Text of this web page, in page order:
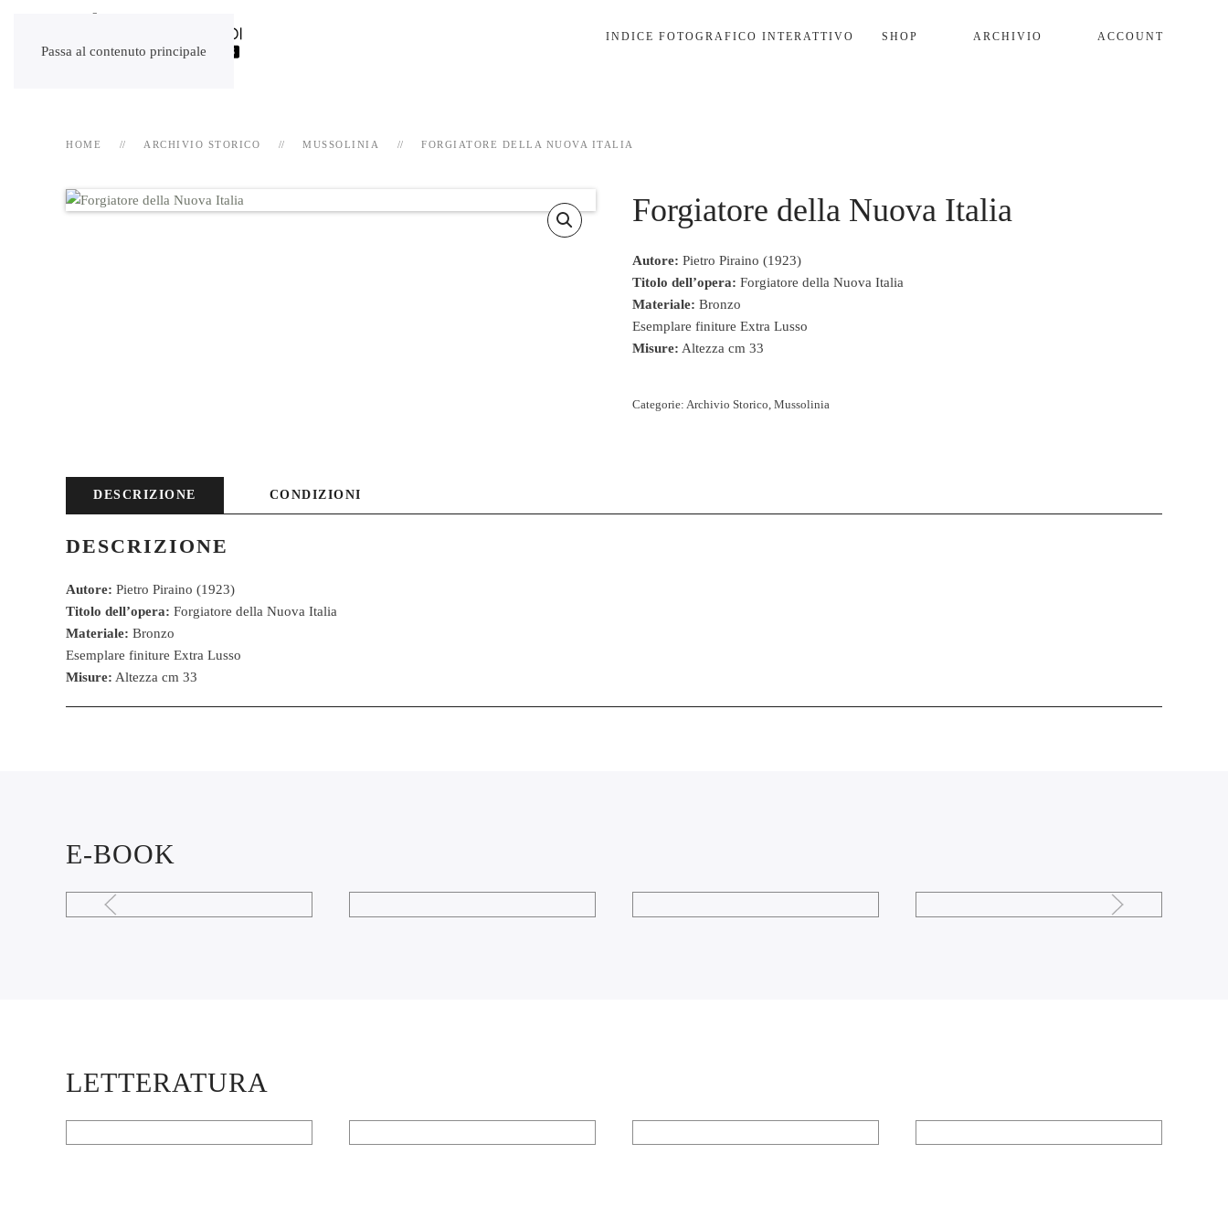
Passa al contenuto principale
SHOP ARCHIVIO ACCOUNT
HOME ARCHIVIO STORICO MUSSOLINIA FORGIATORE DELLA NUOVA ITALIA
Forgiatore della Nuova Italia
Autore: Pietro Piraino (1923)
Titolo dell’opera: Forgiatore della Nuova Italia
Materiale: Bronzo
Esemplare finiture Extra Lusso
Misure: Altezza cm 33
Categorie: Archivio Storico, Mussolinia
DESCRIZIONE CONDIZIONI
DESCRIZIONE
Autore: Pietro Piraino (1923)
Titolo dell’opera: Forgiatore della Nuova Italia
Materiale: Bronzo
Esemplare finiture Extra Lusso
Misure: Altezza cm 33
E-BOOK
LETTERATURA